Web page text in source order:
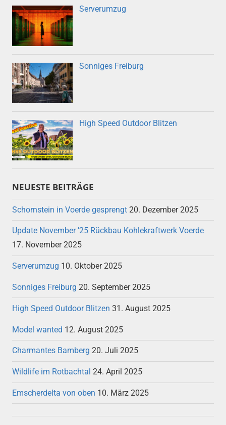
Serverumzug
Sonniges Freiburg
High Speed Outdoor Blitzen
NEUESTE BEITRÄGE
Schornstein in Voerde gesprengt 20. Dezember 2025
Update November ’25 Rückbau Kohlekraftwerk Voerde
17. November 2025
Serverumzug 10. Oktober 2025
Sonniges Freiburg 20. September 2025
High Speed Outdoor Blitzen 31. August 2025
Model wanted 12. August 2025
Charmantes Bamberg 20. Juli 2025
Wildlife im Rotbachtal 24. April 2025
Emscherdelta von oben 10. März 2025